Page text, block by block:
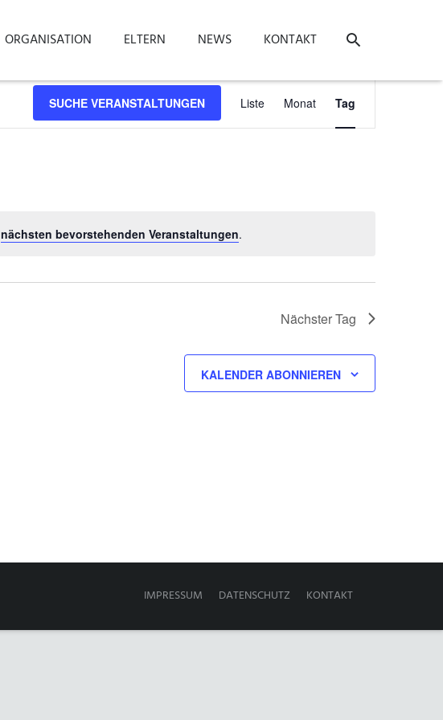
ORGANISATION ELTERN NEWS KONTAKT
nächsten bevorstehenden Veranstaltungen.
SUCHE VERANSTALTUNGEN
Veranstaltung
Ansichten-
Liste Monat Tag
Nächster Tag
KALENDER ABONNIEREN
IMPRESSUM DATENSCHUTZ KONTAKT